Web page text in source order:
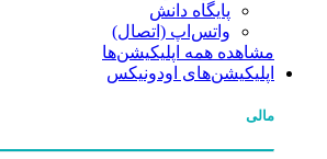
پایگاه دانش
واتس‌اپ (اتصال)
مشاهده همه اپلیکیشن‌ها
اپلیکیشن‌های اودونیکس
مالی